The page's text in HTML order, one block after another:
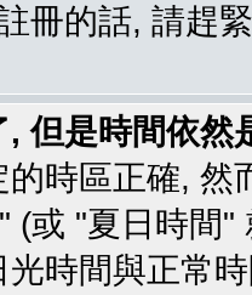
冊的話, 請趕
但是時間依然
時區正確,
(或 "夏日時間
時間與正常